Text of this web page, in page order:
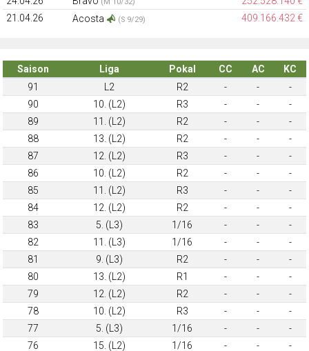
21.04.26
Acosta (S 9/29) 409.166.432 €
Saison Liga Pokal CC AC
KC
91
L2 R2 - -
-
90
10. (L2) R3 - -
-
89
11. (L2) R2 - -
-
88
13. (L2) R2 - -
-
87
12. (L2) R3 - -
-
86
10. (L2) R2 - -
-
85
11. (L2) R3 - -
-
84
12. (L2) R2 - -
-
83
5. (L3) 1/16 - -
-
82
11. (L3) 1/16 - -
-
81
9. (L3) R2 - -
-
80
13. (L2) R1 - -
-
79
12. (L2) R2 - -
-
78
10. (L2) R3 - -
-
77
5. (L3) 1/16 - -
-
76
15. (L2) 1/16 - -
-